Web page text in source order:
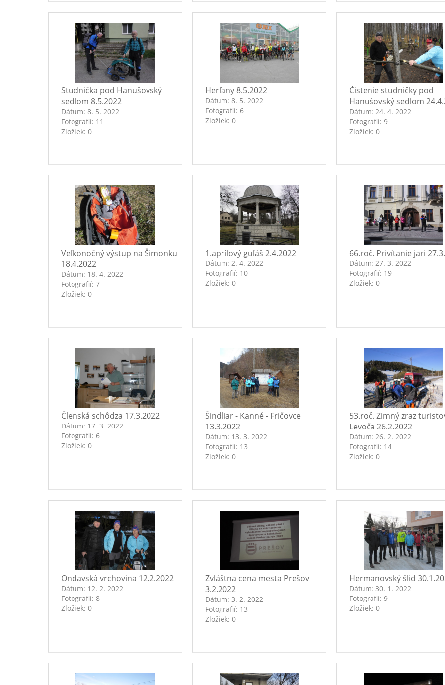
Studnička pod Hanušovský
sedlom 8.5.2022
Dátum: 8. 5. 2022
Fotografií: 11
Zložiek: 0
Herľany 8.5.2022
Dátum: 8. 5. 2022
Fotografií: 6
Zložiek: 0
Čistenie studničky pod
Hanušovský sedlom
Dátum: 24. 4. 2022
Fotografií: 9
Zložiek: 0
Veľkonočný výstup na Šimonku
18.4.2022
Dátum: 18. 4. 2022
Fotografií: 7
Zložiek: 0
1.aprílový guľáš 2.4.2022
Dátum: 2. 4. 2022
Fotografií: 10
Zložiek: 0
66.roč. Privítanie jari
Dátum: 27. 3. 2022
Fotografií: 19
Zložiek: 0
Členská schôdza 17.3.2022
Dátum: 17. 3. 2022
Fotografií: 6
Zložiek: 0
Šindliar - Kanné - Fričovce
13.3.2022
Dátum: 13. 3. 2022
Fotografií: 13
Zložiek: 0
53.roč. Zimný zraz
Levoča 26.2.2022
Dátum: 26. 2. 2022
Fotografií: 14
Zložiek: 0
Ondavská vrchovina 12.2.2022
Dátum: 12. 2. 2022
Fotografií: 8
Zložiek: 0
Zvláštna cena mesta Prešov
3.2.2022
Dátum: 3. 2. 2022
Fotografií: 13
Zložiek: 0
Hermanovský šlid
Dátum: 30. 1. 2022
Fotografií: 9
Zložiek: 0